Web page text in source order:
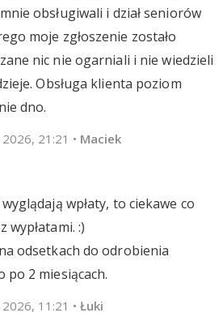
obsługiwali i dział seniorów
moje zgłoszenie zostało
nic nie ogarniali i nie wiedzieli
Obsługa klienta poziom
dno.
21:21 • Maciek
wpłaty, to ciekawe co
wypłatami. :)
odsetkach do odrobienia
po 2 miesiącach.
11:21 • Łuki